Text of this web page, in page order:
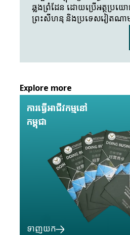
ឆ្លងព្រំដែន ដោយប្រើអត្ថប្រ
ព្រះសីហនុ និងប្រទេសវៀតណា
Explore more
ការធ្វើអាជីវកម្មនៅ
កម្ពុជា
ទាញយក